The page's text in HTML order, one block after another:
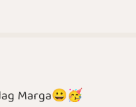
Marga😀🥳